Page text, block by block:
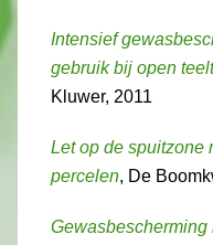
Intensief
gebruik bij open
Kluwer, 2011
Let op de spuitzone
percelen, De